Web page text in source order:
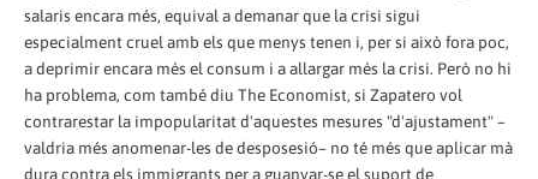
salaris encara més, equival a demanar que la crisi sigui
especialment cruel amb els que menys tenen i, per si això fora poc,
a deprimir encara més el consum i a allargar més la crisi. Però no hi
ha problema, com també diu The Economist, si Zapatero vol
contrarestar la impopularitat d'aquestes mesures "d'ajustament" –
valdria més anomenar-les de desposesió– no té més que aplicar mà
dura contra els immigrants per a guanyar-se el suport de